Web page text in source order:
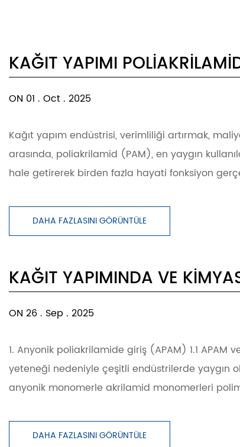
KAĞIT YAPIMI
ON 01 . Oct . 2025
Kağıt yapım endüstrisi, verimliliği artırmak,
arasında, poliakrilamid (PAM), en yaygın
hale getirerek birden fazla hayati fonksiyon
DAHA FAZLASINI GÖRÜNTÜLE
KAĞIT YAPIMINDA VE
ON 26 . Sep . 2025
1. Anyonik poliakrilamide giriş (APAM) 1.1
yeteneği nedeniyle çeşitli endüstrilerde yaygın
anyonik monomerle akrilamid monomerleri
DAHA FAZLASINI GÖRÜNTÜLE